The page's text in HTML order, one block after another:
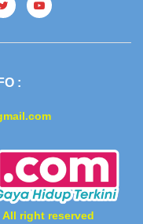
:
right reserved